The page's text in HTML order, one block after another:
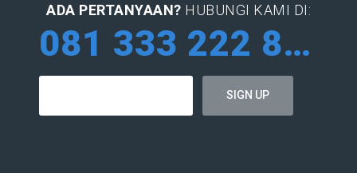
ADA PERTANYAAN? HUBUNGI KAMI DI:
081 333 222 884